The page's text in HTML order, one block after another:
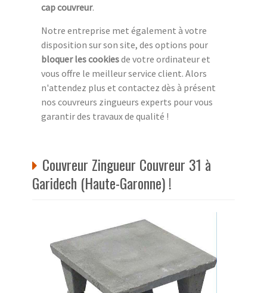
cap couvreur.
Notre entreprise met également à votre
disposition sur son site, des options pour
bloquer les cookiesde votre ordinateur et
vous offre le meilleur service client. Alors
n'attendez plus et contactez dès à présent
nos couvreurs zingueurs experts pour vous
garantir des travaux de qualité !
Couvreur Zingueur Couvreur 31 à
Garidech (Haute-Garonne) !